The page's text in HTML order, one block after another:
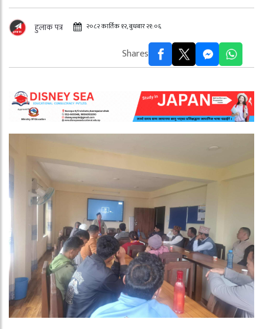
हुलाक पत्र २०८२ कार्तिक १२, बुधबार २१:०६
Shares